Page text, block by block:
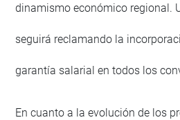
dinamismo económico regional.
seguirá reclamando la
garantía salarial en todos los
En cuanto a la evolución de los